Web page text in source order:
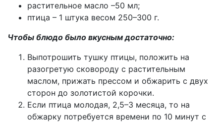
растительное масло –50 мл;
птица – 1 штука весом 250–300 г.
Чтобы блюдо было вкусным достаточно:
Выпотрошить тушку птицы, положить на
разогретую сковороду с растительным
маслом, прижать прессом и обжарить с двух
сторон до золотистой корочки.
Если птица молодая, 2,5–3 месяца, то на
обжарку потребуется времени по 10 минут с